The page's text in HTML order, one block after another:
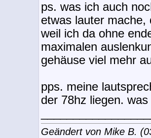
ps. was ich auch
etwas lauter mache,
weil ich da ohne
maximalen
gehäuse viel mehr
pps. meine
der 78hz liegen.
Geändert von Mike B.